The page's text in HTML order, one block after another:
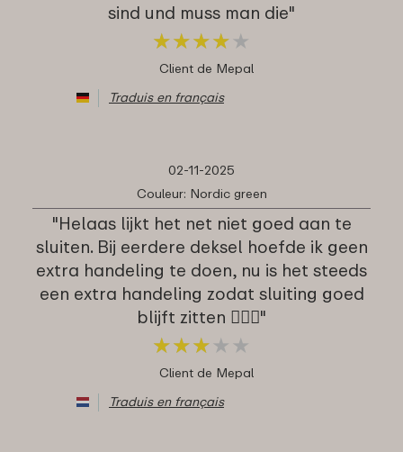
sind und muss man die"
★★★★ ★
★★★★ ★
Client de Mepal
Traduis en français
02-11-2025
Couleur: Nordic green
"Helaas lijkt het net niet goed aan te
sluiten. Bij eerdere deksel hoefde ik geen
extra handeling te doen, nu is het steeds
een extra handeling zodat sluiting goed
blijft zitten 🤷🏻‍♀️"
★★★ ★ ★
★★★ ★ ★
Client de Mepal
Traduis en français